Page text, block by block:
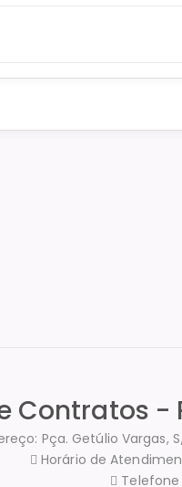
Contratos -
Pça. Getúlio Vargas,
Horário de
Telefone